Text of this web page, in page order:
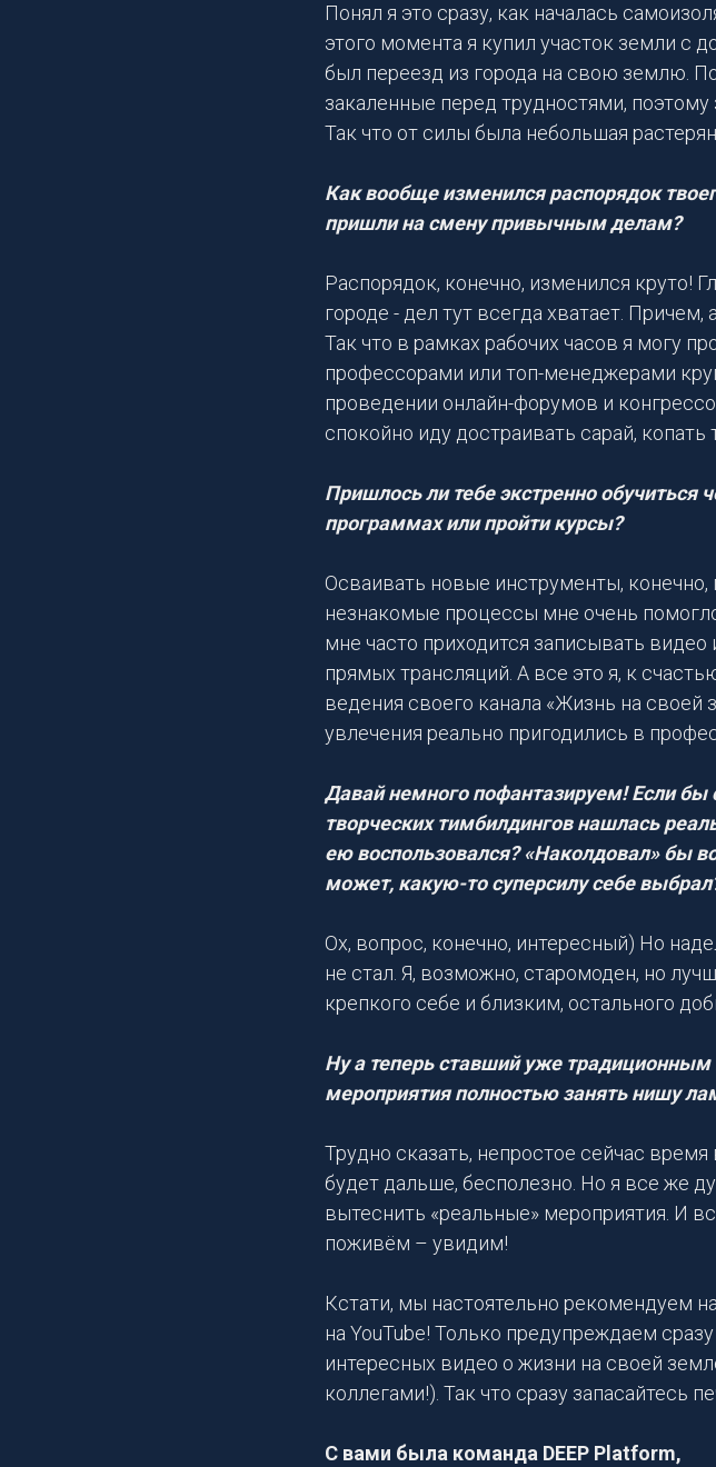
Понял я это сразу, как началась
этого момента я купил участок земли с
был переезд из города на свою землю.
закаленные перед трудностями,
Так что от силы была небольшая
Как вообще изменился распорядок
пришли на смену привычным делам?
Распорядок, конечно, изменился круто!
городе - дел тут всегда хватает.
Так что в рамках рабочих часов я могу
профессорами или топ-менеджерами
проведении онлайн-форумов и
спокойно иду достраивать сарай,
Пришлось ли тебе экстренно обучиться
программах или пройти курсы?
Осваивать новые инструменты, конечно,
незнакомые процессы мне очень
мне часто приходится записывать
прямых трансляций. А все это я, к
ведения своего канала «Жизнь на своей
увлечения реально пригодились в
Давай немного пофантазируем! Если бы
творческих тимбилдингов нашлась
ею воспользовался? «Наколдовал» бы
может, какую-то суперсилу себе
Ох, вопрос, конечно, интересный) Но
не стал. Я, возможно, старомоден, но
крепкого себе и близким, остального
Ну а теперь ставший уже
мероприятия полностью занять нишу
Трудно сказать, непростое сейчас
будет дальше, бесполезно. Но я все же
вытеснить «реальные» мероприятия. И
поживём – увидим!
Кстати, мы настоятельно рекомендуем
на YouTube! Только предупреждаем
интересных видео о жизни на своей
коллегами!). Так что сразу запасайтесь
С вами была команда DEEP Platform,